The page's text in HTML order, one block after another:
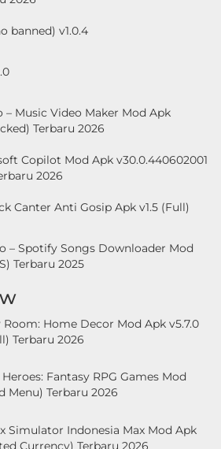
banned) v1.0.4
– Music Video Maker Mod Apk
Terbaru 2026
Copilot Mod Apk v30.0.440602001
2026
Canter Anti Gosip Apk v1.5 (Full)
– Spotify Songs Downloader Mod
Terbaru 2025
Home Decor Mod Apk v5.7.0
Terbaru 2026
Fantasy RPG Games Mod
Menu) Terbaru 2026
Simulator Indonesia Max Mod Apk
Currency) Terbaru 2026